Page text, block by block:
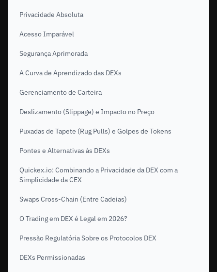
Privacidade Absoluta
Acesso Imparável
Segurança Aprimorada
A Curva de Aprendizado das DEXs
Gerenciamento de Carteira
Deslizamento (Slippage) e Impacto no Preço
Puxadas de Tapete (Rug Pulls) e Golpes de Tokens
Pontes e Alternativas às DEXs
Quickex.io: Combinando a Privacidade da DEX com a
Simplicidade da CEX
Swaps Cross-Chain (Entre Cadeias)
O Trading em DEX é Legal em 2026?
Pressão Regulatória Sobre os Protocolos DEX
DEXs Permissionadas